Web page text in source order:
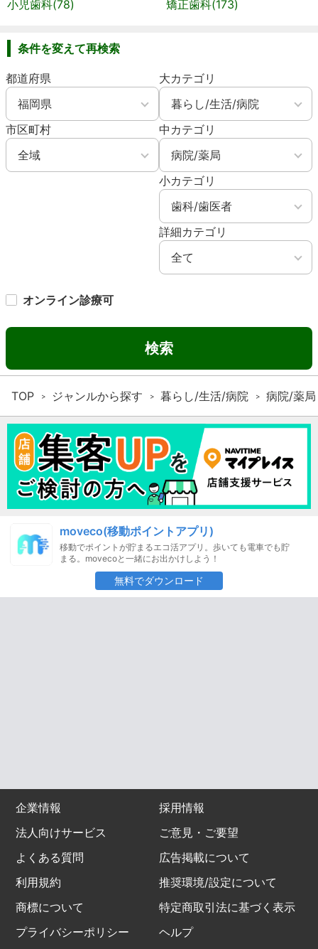
小児歯科(78)
矯正歯科(173)
条件を変えて再検索
都道府県
市区町村
大カテゴリ
中カテゴリ
小カテゴリ
詳細カテゴリ
オンライン診療可
検索
TOP ジャンルから探す 暮らし/生活/病院 病院/薬局
moveco(移動ポイントアプリ)
移動でポイントが貯まるエコ活アプリ。歩いても電車でも貯
まる。movecoと一緒にお出かけしよう！
無料でダウンロード
企業情報
採用情報
法人向けサービス
ご意見・ご要望
よくある質問
広告掲載について
利用規約
推奨環境/設定について
商標について
特定商取引法に基づく表示
プライバシーポリシー
ヘルプ